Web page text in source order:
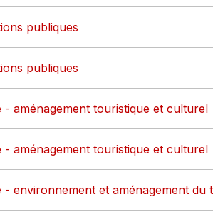
publiques
publiques
aménagement touristique et culturel
aménagement touristique et culturel
environnement et aménagement du